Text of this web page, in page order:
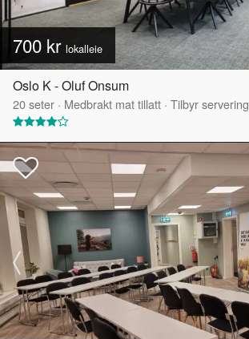
700 kr lokalleie
Oslo K - Oluf Onsum
20seter · Medbrakt mat tillatt · Tilbyr servering